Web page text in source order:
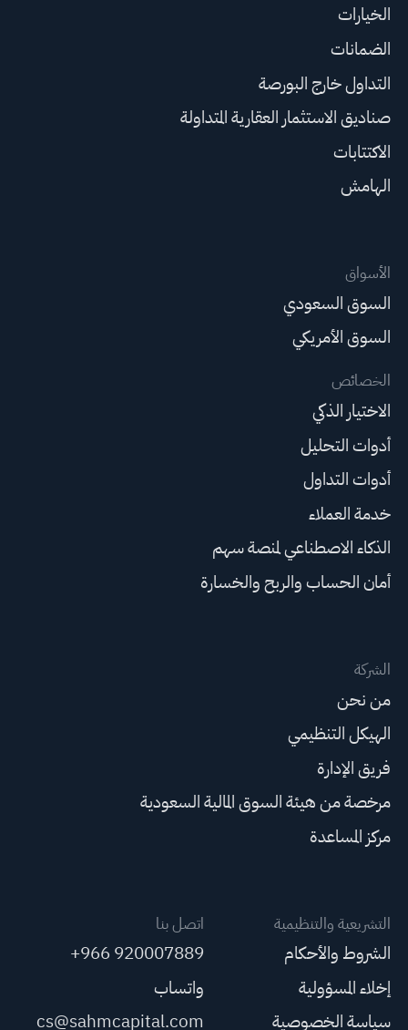
الخيارات
الضمانات
التداول خارج البورصة
صناديق الاستثمار العقارية المتداولة
الاكتتابات
الهامش
الأسواق
السوق السعودي
السوق الأمريكي
الخصائص
الاختيار الذكي
أدوات التحليل
أدوات التداول
خدمة العملاء
الذكاء الاصطناعي لمنصة سهم
أمان الحساب والربح والخسارة
الشركة
من نحن
الهيكل التنظيمي
فريق الإدارة
مرخصة من هيئة السوق المالية السعودية
مركز المساعدة
التشريعية والتنظيمية
الشروط والأحكام
إخلاء المسؤولية
سياسة الخصوصية
اتصل بنا
+966 920007889
واتساب
cs@sahmcapital.com